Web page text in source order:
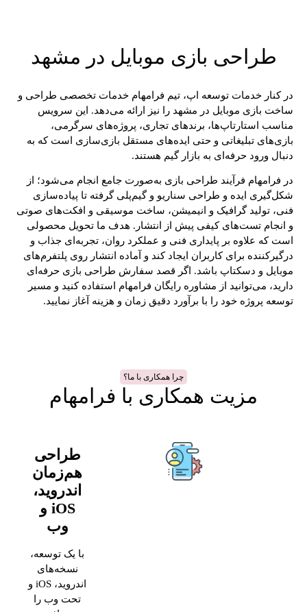
طراحی بازی موبایل در مشهد
در کنار خدمات توسعه اپ، تیم فرامهام خدمات تخصصی طراحی و
ساخت بازی موبایل در مشهد را نیز ارائه می‌دهد. این سرویس
مناسب استارتاپ‌ها، برندهای تجاری، پروژه‌های سرگرمی،
بازی‌های تبلیغاتی و حتی ایده‌های مستقل بازی‌سازی است که به
دنبال ورود حرفه‌ای به بازار گیم هستند.
در فرامهام فرآیند طراحی بازی به‌صورت جامع انجام می‌شود؛ از
شکل‌گیری ایده و طراحی سناریو و گیم‌پلی گرفته تا پیاده‌سازی
فنی، تولید گرافیک و انیمیشن، ساخت موسیقی و افکت‌های صوتی
و انجام تست‌های کیفی پیش از انتشار. هدف ما تحویل محصولی
است که علاوه بر پایداری فنی و عملکرد روان، تجربه‌ای جذاب و
درگیرکننده برای کاربران ایجاد کند و آماده انتشار روی پلتفرم‌های
موبایل و دسکتاپ باشد. اگر قصد سفارش طراحی بازی حرفه‌ای
دارید، می‌توانید از مشاوره رایگان فرامهام استفاده کنید و مسیر
توسعه پروژه خود را با برآورد دقیق زمان و هزینه آغاز نمایید.
چرا همکاری با ما؟
مزیت همکاری با فرامهام
طراحی
هم‌زمان
اندروید،
iOS و
وب
با یک توسعه،
نسخه‌های
اندروید، iOS و
تحت وب را